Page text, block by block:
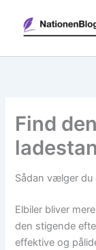
indholdet
Find
Sådan vælger du
Elbiler bliver
den stigende
effektive og